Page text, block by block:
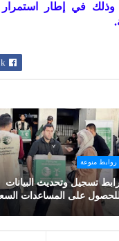
في إطار استمرار
Facebook
روابط منوعة
تسجيل وتحديث البيانات
على المساعدات